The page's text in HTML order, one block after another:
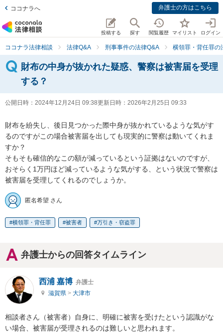
ココナラへ 弁護士の方はこちら
投稿する 探す 閲覧履歴 マイリスト ログイン
ココナラ法律相談 法律Q&A 刑事事件の法律Q&A 横領罪・背任罪の
財布の中身が抜かれた疑惑、警察は被害届を受理
する？
公開日時： 2024年12月24日 09:38更新日時： 2026年2月25日 09:33
財布を紛失し、後日見つかった際中身が抜かれているような気がす
るのですがこの場合被害届を出しても現実的に警察は動いてくれま
すか？
そもそも確信的なこの額が減っているという証拠はないのですが、
おそらく1万円ほど減っているような気がする、という状況で警察は
被害届を受理してくれるのでしょうか。
匿名希望 さん
横領罪・背任罪 被害者 万引き・窃盗罪
弁護士からの回答タイムライン
西浦 嘉博 弁護士
滋賀県 > 大津市
相談者さん（被害者）自身に、明確に被害を受けたという認識がな
い場合、被害届が受理されるのは難しいと思われます。